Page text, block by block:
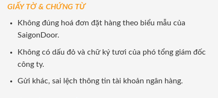
GIẤY TỜ & CHỨNG TỪ
Không đúng hoá đơn đặt hàng theo biểu mẫu của
SaigonDoor.
Không có dấu đỏ và chữ ký tươi của phó tổng giám đốc
công ty.
Gửi khác, sai lệch thông tin tài khoản ngân hàng.